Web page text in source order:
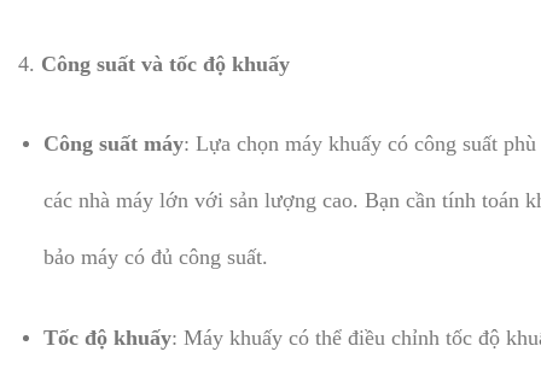
4. Công suất và tốc độ khuấy
Công suất máy: Lựa chọn máy khuấy có công suất
các nhà máy lớn với sản lượng cao. Bạn cần tính toán
bảo máy có đủ công suất.
Tốc độ khuấy: Máy khuấy có thể điều chỉnh tốc độ